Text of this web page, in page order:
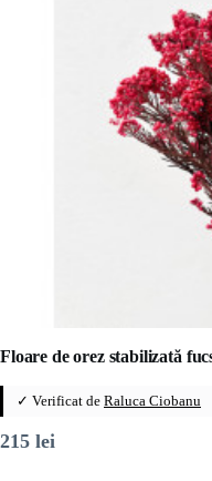
Floare de orez stabilizată
✓ Verificat de Raluca Ciobanu
215 lei